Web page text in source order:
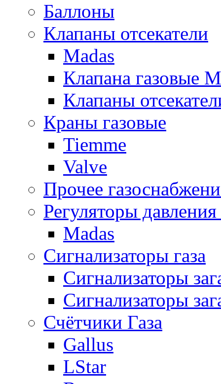
Баллоны
Клапаны отсекатели
Madas
Клапана газовые
Клапаны
Краны газовые
Tiemme
Valve
Прочее
Регуляторы давления
Madas
Сигнализаторы газа
Сигнализаторы
Сигнализаторы
Счётчики Газа
Gallus
LStar